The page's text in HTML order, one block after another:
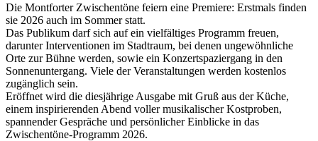
Die Montforter Zwischentöne feiern eine Premiere: Erstmals finden
sie 2026 auch im Sommer statt.
Das Publikum darf sich auf ein vielfältiges Programm freuen,
darunter Interventionen im Stadtraum, bei denen ungewöhnliche
Orte zur Bühne werden, sowie ein Konzertspaziergang in den
Sonnenuntergang. Viele der Veranstaltungen werden kostenlos
zugänglich sein.
Eröffnet wird die diesjährige Ausgabe mit Gruß aus der Küche,
einem inspirierenden Abend voller musikalischer Kostproben,
spannender Gespräche und persönlicher Einblicke in das
Zwischentöne-Programm 2026.